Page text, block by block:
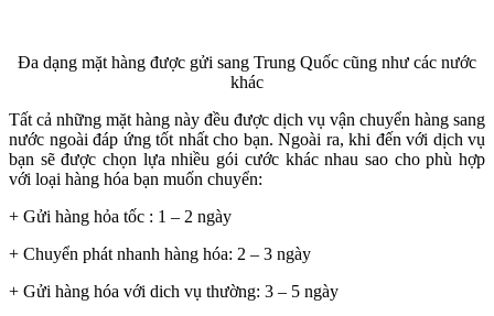
Đa dạng mặt hàng được gửi sang Trung Quốc cũng như các nước
khác
Tất cả những mặt hàng này đều được dịch vụ vận chuyển hàng sang
nước ngoài đáp ứng tốt nhất cho bạn. Ngoài ra, khi đến với dịch vụ
bạn sẽ được chọn lựa nhiều gói cước khác nhau sao cho phù hợp
với loại hàng hóa bạn muốn chuyển:
+ Gửi hàng hỏa tốc : 1 – 2 ngày
+ Chuyển phát nhanh hàng hóa: 2 – 3 ngày
+ Gửi hàng hóa với dich vụ thường: 3 – 5 ngày